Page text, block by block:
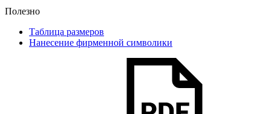
Полезно
Таблица размеров
Нанесение фирменной символики